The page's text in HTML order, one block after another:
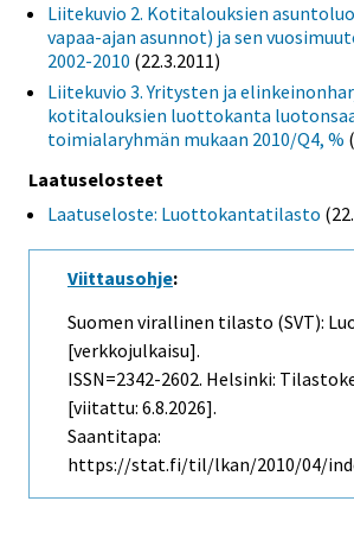
Liitekuvio 2. Kotitalouksien
vapaa-ajan asunnot) ja sen
2002-2010 (22.3.2011)
Liitekuvio 3. Yritysten ja
kotitalouksien luottokanta
toimialaryhmän mukaan 2010/Q4, %
Laatuselosteet
Laatuseloste: Luottokantatilasto
Viittausohje:
Suomen virallinen tilasto (SVT):
[verkkojulkaisu].
ISSN=2342-2602. Helsinki:
[viitattu: 6.8.2026].
Saantitapa:
https://stat.fi/til/lkan/2010/04/